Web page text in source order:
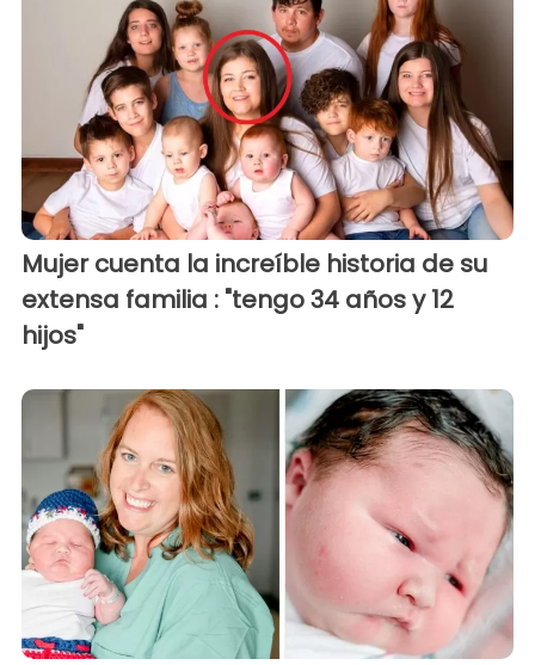
Mujer cuenta la increíble historia de su
extensa familia : "tengo 34 años y 12
hijos"